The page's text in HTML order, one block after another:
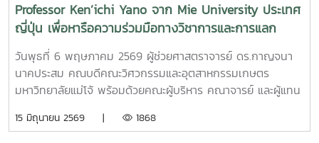
Professor Ken’ichi Yano จาก Mie University ประเทศ
ญี่ปุ่น เพื่อหารือความร่วมมือทางวิชาการและการแลก
เปลี่ยนนักศึกษา
วันพุธที่ 6 พฤษภาคม 2569 ผู้ช่วยศาสตราจารย์ ดร.กาญจนา
นาคประสม คณบดีคณะวิศวกรรมและอุตสาหกรรมเกษตร
มหาวิทยาลัยแม่โจ้ พร้อมด้วยคณะผู้บริหาร คณาจารย์ และผู้แทน
วิทยาศาสตร์การอาหาร หลักสูตรระดับบัณฑิตศึกษา และคณะ
15 มิถุนายน 2569 | 1868